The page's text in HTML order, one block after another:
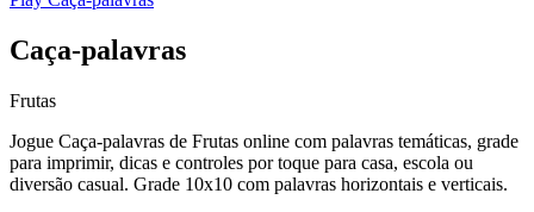
Caça-palavras
Frutas
Jogue Caça-palavras de Frutas online com palavras temáticas, grade
para imprimir, dicas e controles por toque para casa, escola ou
diversão casual. Grade 10x10 com palavras horizontais e verticais.